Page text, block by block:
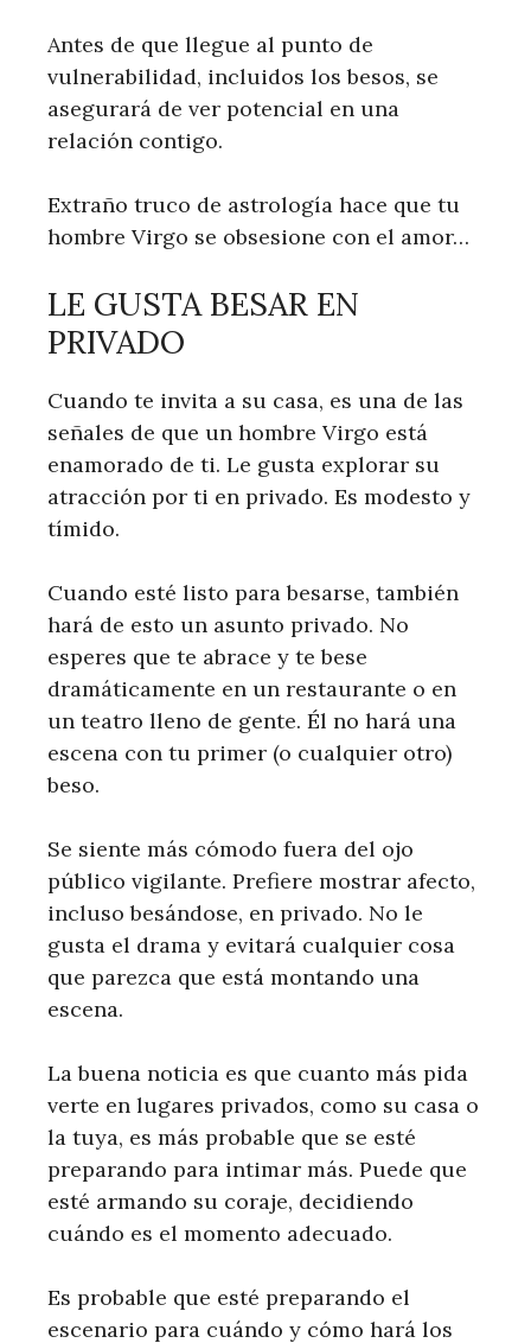
Antes de que llegue al punto de
vulnerabilidad, incluidos los besos, se
asegurará de ver potencial en una
relación contigo.
Extraño truco de astrología hace que tu
hombre Virgo se obsesione con el amor…
LE GUSTA BESAR EN
PRIVADO
Cuando te invita a su casa, es una de las
señales de que un hombre Virgo está
enamorado de ti. Le gusta explorar su
atracción por ti en privado. Es modesto y
tímido.
Cuando esté listo para besarse, también
hará de esto un asunto privado. No
esperes que te abrace y te bese
dramáticamente en un restaurante o en
un teatro lleno de gente. Él no hará una
escena con tu primer (o cualquier otro)
beso.
Se siente más cómodo fuera del ojo
público vigilante. Prefiere mostrar afecto,
incluso besándose, en privado. No le
gusta el drama y evitará cualquier cosa
que parezca que está montando una
escena.
La buena noticia es que cuanto más pida
verte en lugares privados, como su casa o
la tuya, es más probable que se esté
preparando para intimar más. Puede que
esté armando su coraje, decidiendo
cuándo es el momento adecuado.
Es probable que esté preparando el
escenario para cuándo y cómo hará los